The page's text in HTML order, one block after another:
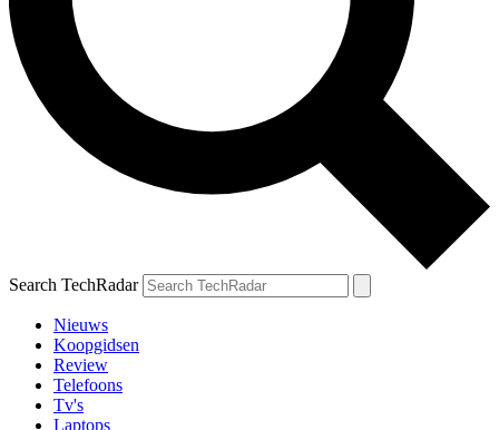
Search TechRadar
Nieuws
Koopgidsen
Review
Telefoons
Tv's
Laptops